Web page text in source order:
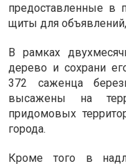
предоставленные в
щиты для
В рамках
дерево и сохрани
372 саженца
высажены на
придомовых
города.
Кроме того в